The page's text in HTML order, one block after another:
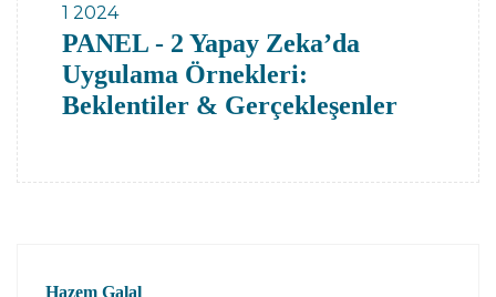
1 2024
PANEL - 2 Yapay Zeka’da
Uygulama Örnekleri:
Beklentiler & Gerçekleşenler
Hazem Galal